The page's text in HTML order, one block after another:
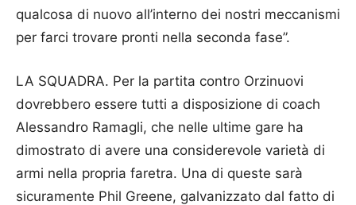
qualcosa di nuovo all’interno dei nostri meccanismi
per farci trovare pronti nella seconda fase”.
LA SQUADRA. Per la partita contro Orzinuovi
dovrebbero essere tutti a disposizione di coach
Alessandro Ramagli, che nelle ultime gare ha
dimostrato di avere una considerevole varietà di
armi nella propria faretra. Una di queste sarà
sicuramente Phil Greene, galvanizzato dal fatto di